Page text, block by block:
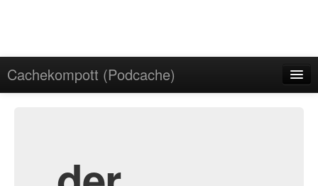
Cachekompott (Podcache)